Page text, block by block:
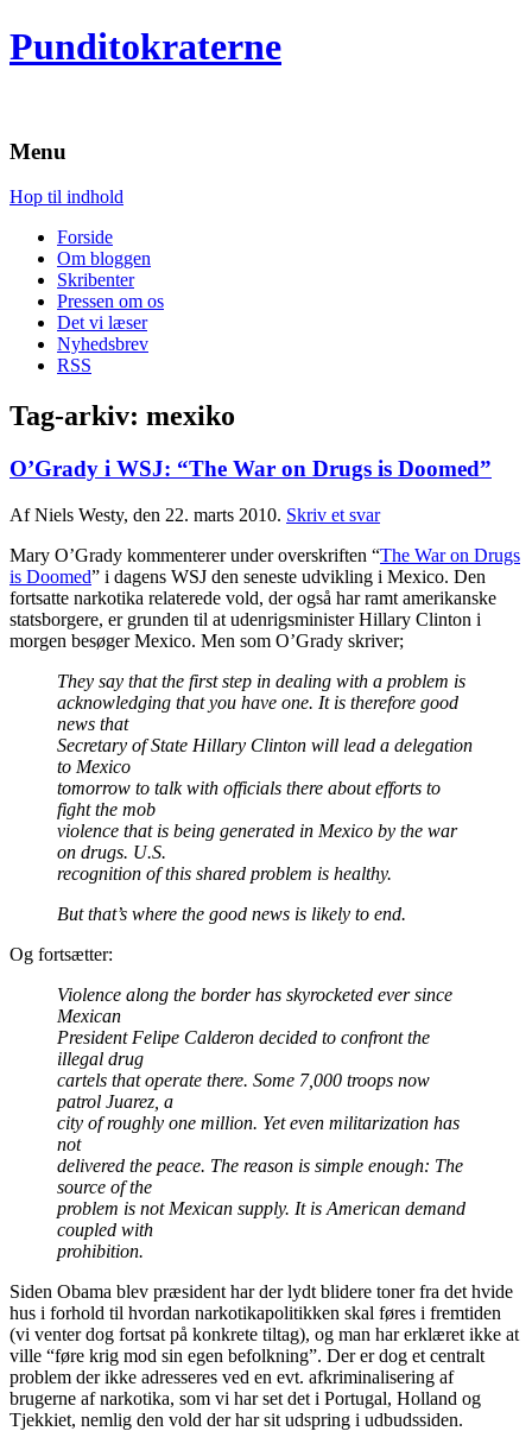
Punditokraterne
Menu
Hop til indhold
Forside
Om bloggen
Skribenter
Pressen om os
Det vi læser
Nyhedsbrev
RSS
Tag-arkiv: mexiko
O’Grady i WSJ: “The War on Drugs is Doomed”
Af Niels Westy, den 22. marts 2010. Skriv et svar
Mary O’Grady kommenterer under overskriften “The War on Drugs
is Doomed” i dagens WSJ den seneste udvikling i Mexico. Den
fortsatte narkotika relaterede vold, der også har ramt amerikanske
statsborgere, er grunden til at udenrigsminister Hillary Clinton i
morgen besøger Mexico. Men som O’Grady skriver;
They say that the first step in dealing with a problem is
acknowledging that you have one. It is therefore good
news that
Secretary of State Hillary Clinton will lead a delegation
to Mexico
tomorrow to talk with officials there about efforts to
fight the mob
violence that is being generated in Mexico by the war
on drugs. U.S.
recognition of this shared problem is healthy.
But that’s where the good news is likely to end.
Og fortsætter:
Violence along the border has skyrocketed ever since
Mexican
President Felipe Calderon decided to confront the
illegal drug
cartels that operate there. Some 7,000 troops now
patrol Juarez, a
city of roughly one million. Yet even militarization has
not
delivered the peace. The reason is simple enough: The
source of the
problem is not Mexican supply. It is American demand
coupled with
prohibition.
Siden Obama blev præsident har der lydt blidere toner fra det hvide
hus i forhold til hvordan narkotikapolitikken skal føres i fremtiden
(vi venter dog fortsat på konkrete tiltag), og man har erklæret ikke at
ville “føre krig mod sin egen befolkning”. Der er dog et centralt
problem der ikke adresseres ved en evt. afkriminalisering af
brugerne af narkotika, som vi har set det i Portugal, Holland og
Tjekkiet, nemlig den vold der har sit udspring i udbudssiden.